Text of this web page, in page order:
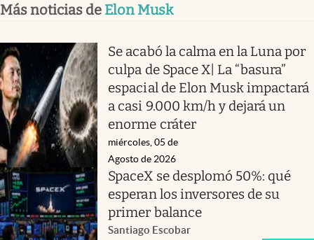
Más noticias de Elon Musk
Se acabó la calma en la Luna por
culpa de Space X| La “basura”
espacial de Elon Musk impactará
a casi 9.000 km/h y dejará un
enorme cráter
miércoles, 05 de
Agosto de 2026
SpaceX se desplomó 50%: qué
esperan los inversores de su
primer balance
Santiago Escobar